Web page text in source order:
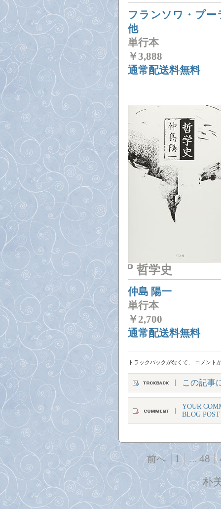
フランソワ・プ
他
単行本
￥ 3,888
通常配送料無料
哲学史
仲島 陽一
単行本
￥ 2,700
通常配送料無料
トラックバックがなくて コメント
この記事
YOUR
BLOG POST
前へ 1 ... 48
朴